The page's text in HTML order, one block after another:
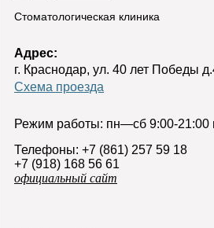
Стоматологическая клиника
Адрес:
г. Краснодар, ул. 40 лет Победы
Схема проезда
Режим работы: пн—сб 9:00-21:00
Телефоны: +7 (861) 257 59 18
+7 (918) 168 56 61
официальный сайт